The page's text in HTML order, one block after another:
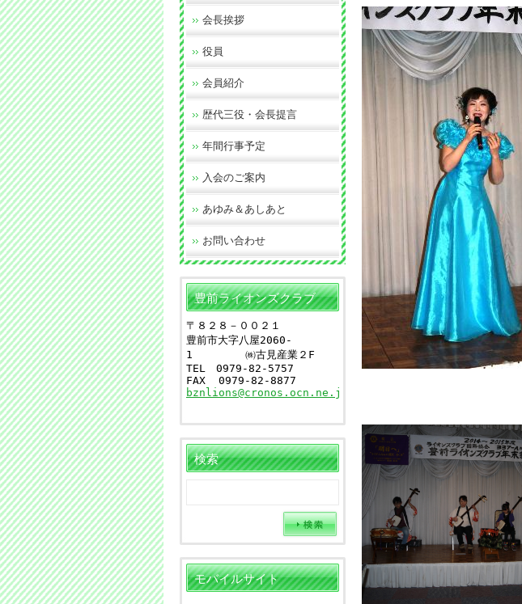
会長挨拶
役員
会員紹介
歴代三役・会長提言
年間行事予定
入会のご案内
あゆみ＆あしあと
お問い合わせ
豊前ライオンズクラブ
〒８２８－００２１
豊前市大字八屋2060-
1 ㈱古見産業２F
TEL　0979-82-5757
FAX  0979-82-8877
bznlions@cronos.ocn.ne.jp
検索
モバイルサイト